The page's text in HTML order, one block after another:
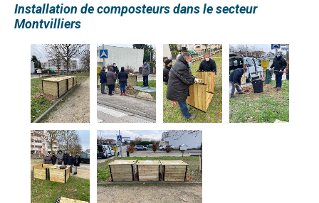
Installation de composteurs dans le secteur
Montvilliers